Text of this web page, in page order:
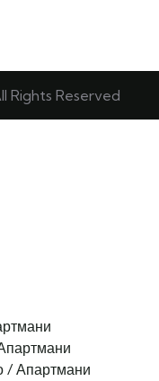
Rights Reserved
/ Апартмани